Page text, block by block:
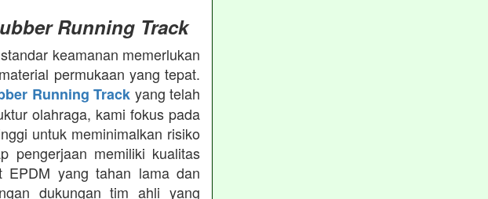
Running Track
keamanan memerlukan
permukaan yang tepat.
Running Track yang telah
olahraga, kami fokus pada
untuk meminimalkan risiko
pengerjaan memiliki kualitas
EPDM yang tahan lama dan
dukungan tim ahli yang